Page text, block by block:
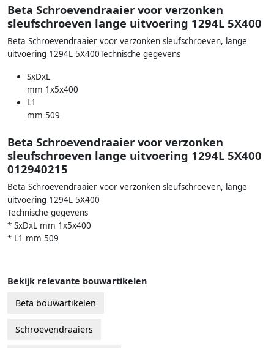
Beta Schroevendraaier voor verzonken
sleufschroeven lange uitvoering 1294L 5X400
Beta Schroevendraaier voor verzonken sleufschroeven, lange
uitvoering 1294L 5X400Technische gegevens
SxDxL
mm 1x5x400
L1
mm 509
Beta Schroevendraaier voor verzonken
sleufschroeven lange uitvoering 1294L 5X400
012940215
Beta Schroevendraaier voor verzonken sleufschroeven, lange
uitvoering 1294L 5X400
Technische gegevens
* SxDxL mm 1x5x400
* L1 mm 509
Bekijk relevante bouwartikelen
Beta bouwartikelen
Schroevendraaiers